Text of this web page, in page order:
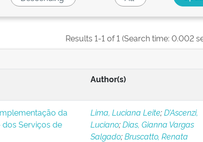
Results 1-1 of 1 (Search time: 0.002
Author(s)
da
Serviços de
Lima, Luciana Leite;D’Ascenzi,
Luciano;Dias, Gianna Vargas
Salgado;Bruscatto, Renata